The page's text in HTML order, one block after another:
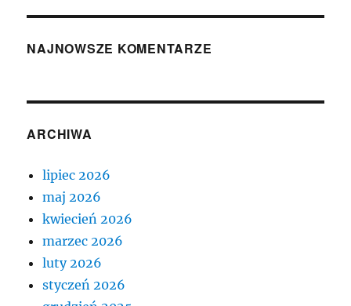
NAJNOWSZE KOMENTARZE
ARCHIWA
lipiec 2026
maj 2026
kwiecień 2026
marzec 2026
luty 2026
styczeń 2026